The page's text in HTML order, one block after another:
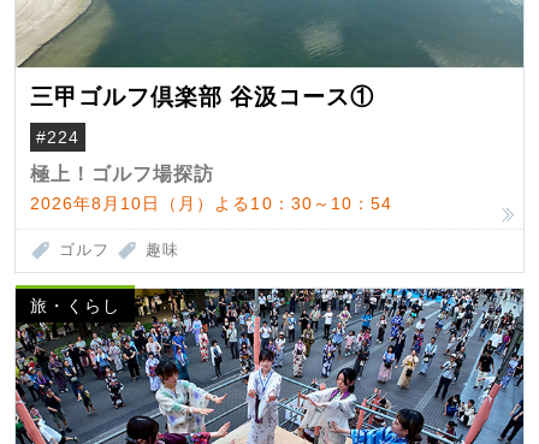
三甲ゴルフ倶楽部 谷汲コース①
#224
極上！ゴルフ場探訪
2026年8月10日（月）よる10：30～10：54
ゴルフ 趣味
旅・くらし